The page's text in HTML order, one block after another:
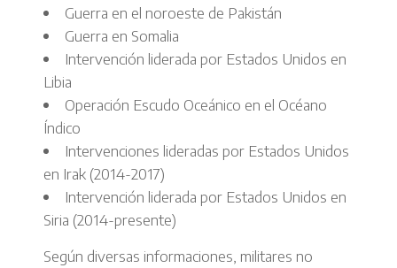
Guerra en el noroeste de Pakistán
Guerra en Somalia
Intervención liderada por Estados Unidos en
Libia
Operación Escudo Oceánico en el Océano
Índico
Intervenciones lideradas por Estados Unidos
en Irak (2014-2017)
Intervención liderada por Estados Unidos en
Siria (2014-presente)
Según diversas informaciones, militares no